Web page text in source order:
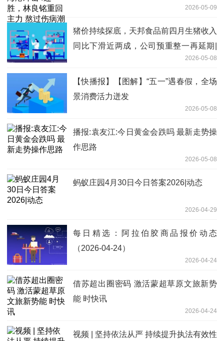
2026-05-09
猪价持续探底，天邦食品前四月生猪收入
同比下滑近两成，公司预重整一再延期|
2026-05-08
【快播报】【图解】“五一”遇春假，全场
景消费活力迸发
2026-05-08
播报:袁友江:今日黄金会跌吗 最新走势操
作思路
2026-05-08
蚂蚁庄园4月30日今日答案2026|动态
2026-04-29
每日精选：阿拉伯胶商品报价动态
（2026-04-24）
2026-04-24
借苏超出圈密码 激活蒙超草原文旅新势
能 时快讯
2026-04-24
视频 | 坚持依法从严 持续提升执法有效性